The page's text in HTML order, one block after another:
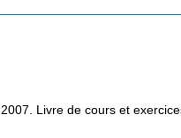
Livre de cours et